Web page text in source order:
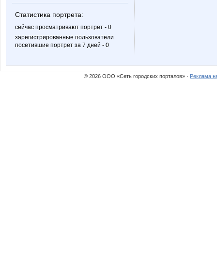
Статистика портрета:
сейчас просматривают портрет - 0
зарегистрированные пользователи
посетившие портрет за 7 дней - 0
© 2026 ООО «Сеть городских порталов» · Реклама